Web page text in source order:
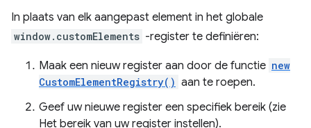
In plaats van elk aangepast element in het globale
window.customElements -register te definiëren:
Maak een nieuw register aan door de functie new
CustomElementRegistry() aan te roepen.
Geef uw nieuwe register een specifiek bereik (zie
Het bereik van uw register instellen).